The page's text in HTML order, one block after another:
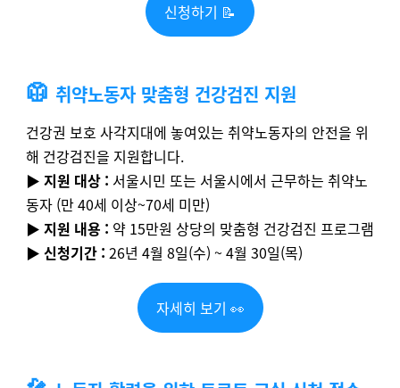
신청하기 📝
🥼 취약노동자 맞춤형 건강검진 지원
건강권 보호 사각지대에 놓여있는 취약노동자의 안전을 위
해 건강검진을 지원합니다.
▶️ 지원 대상 : 서울시민 또는 서울시에서 근무하는 취약노
동자 (만 40세 이상~70세 미만)
▶️ 지원 내용 : 약 15만원 상당의 맞춤형 건강검진 프로그램
▶️ 신청기간 : 26년 4월 8일(수) ~ 4월 30일(목)
자세히 보기 👀